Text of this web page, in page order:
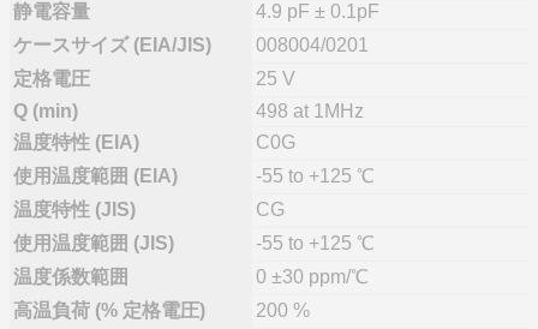
静電容量
4.9 pF ± 0.1pF
ケースサイズ (EIA/JIS)
008004/0201
定格電圧
25 V
Q (min)
498 at 1MHz
温度特性 (EIA)
C0G
使用温度範囲 (EIA)
-55 to +125 ℃
温度特性 (JIS)
CG
使用温度範囲 (JIS)
-55 to +125 ℃
温度係数範囲
0 ±30 ppm/℃
高温負荷 (% 定格電圧)
200 %